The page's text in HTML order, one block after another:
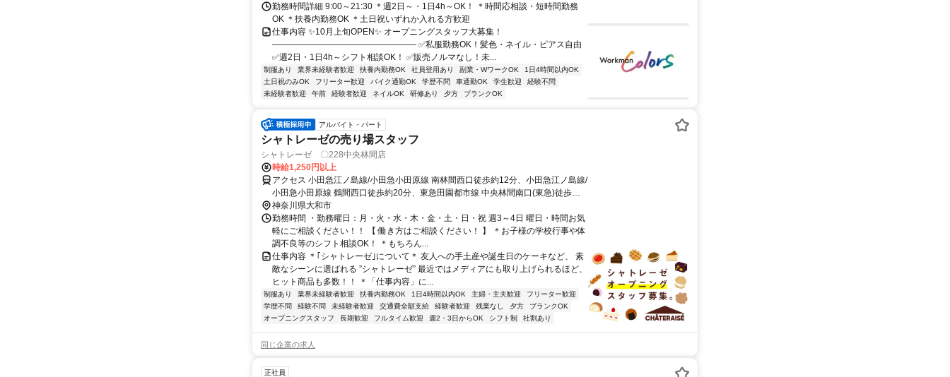
勤務時間詳細 9:00～21:30 ＊週2日～・1日4h～OK！ ＊時間応相談・短時間勤務
OK ＊扶養内勤務OK ＊土日祝いずれか入れる方歓迎
仕事内容 ✨10月上旬OPEN✨ オープニングスタッフ大募集！
――――――――――――――――― ✅私服勤務OK！髪色・ネイル・ピアス自由
✅週2日・1日4h～シフト相談OK！ ✅販売ノルマなし！未...
制服あり 業界未経験者歓迎 扶養内勤務OK 社員登用あり 副業・WワークOK
1日4時間以内OK
土日祝のみOK
フリーター歓迎 バイク通勤OK 学歴不問 車通勤OK 学生歓迎
経験不問
未経験者歓迎
午前 経験者歓迎 ネイルOK 研修あり 夕方 ブランクOK
アルバイト・パート
シャトレーゼの売り場スタッフ
シャトレーゼ 〇228中央林間店
時給1,250円以上
アクセス 小田急江ノ島線/小田急小田原線 南林間西口徒歩約12分、小田急江ノ島線/
小田急小田原線 鶴間西口徒歩約20分、東急田園都市線 中央林間南口(東急)徒歩約
23分
神奈川県大和市
勤務時間 ・勤務曜日：月・火・水・木・金・土・日・祝 週3～4日 曜日・時間お気
軽にご相談ください！！ 【 働き方はご相談ください！ 】 ＊お子様の学校行事や体
調不良等のシフト相談OK！ ＊もちろん...
仕事内容 ＊｢シャトレーゼ｣について＊ 友人への手土産や誕生日のケーキなど、 素
敵なシーンに選ばれる ”シャトレーゼ” 最近ではメディアにも取り上げられるほど、
ヒット商品も多数！！ ＊「仕事内容」に...
制服あり 業界未経験者歓迎 扶養内勤務OK 1日4時間以内OK 主婦・主夫歓迎
フリーター歓迎
学歴不問
経験不問 未経験者歓迎 交通費全額支給 経験者歓迎 残業なし 夕方
ブランクOK
オープニングスタッフ
長期歓迎 フルタイム歓迎 週2・3日からOK シフト制 社割あり
同じ企業の求人
正社員